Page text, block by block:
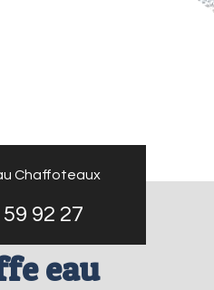
Chaffoteaux
92 27
eau